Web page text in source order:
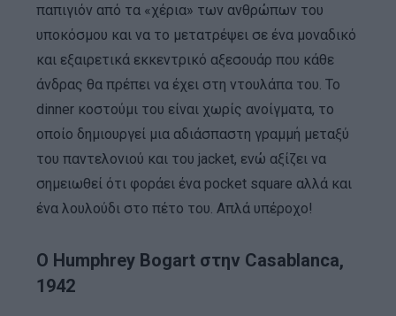
παπιγιόν από τα «χέρια» των ανθρώπων του
υποκόσμου και να το μετατρέψει σε ένα μοναδικό
και εξαιρετικά εκκεντρικό αξεσουάρ που κάθε
άνδρας θα πρέπει να έχει στη ντουλάπα του. Το
dinner κοστούμι του είναι χωρίς ανοίγματα, το
οποίο δημιουργεί μια αδιάσπαστη γραμμή μεταξύ
του παντελονιού και του jacket, ενώ αξίζει να
σημειωθεί ότι φοράει ένα pocket square αλλά και
ένα λουλούδι στο πέτο του. Απλά υπέροχο!
O Humphrey Bogart στην Casablanca,
1942